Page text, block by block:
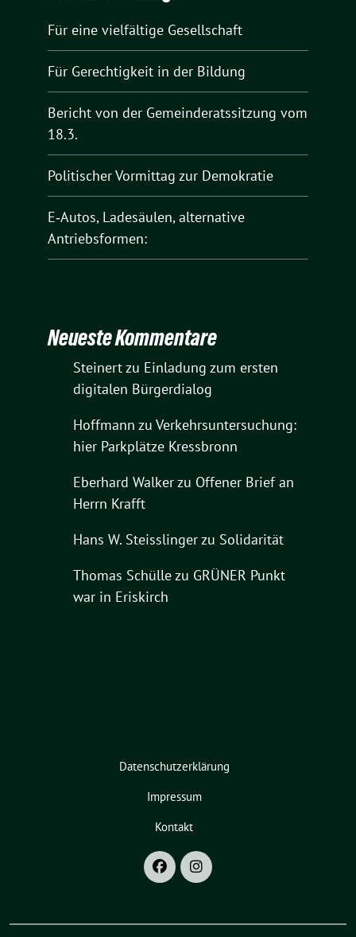
Für eine vielfältige Gesellschaft
Für Gerechtigkeit in der Bildung
Bericht von der Gemeinderatssitzung vom
18.3.
Politischer Vormittag zur Demokratie
E‑Autos, Ladesäulen, alternative
Antriebsformen:
Neueste Kommentare
Steinertzu Einladung zum ersten
digitalen Bürgerdialog
Hoffmann zu Verkehrsuntersuchung:
hier Parkplätze Kressbronn
Eberhard Walkerzu Offener Brief an
Herrn Krafft
Hans W. Steisslingerzu Solidarität
Thomas Schüllezu GRÜNER Punkt
war in Eriskirch
Datenschutzerklärung
Impressum
Kontakt